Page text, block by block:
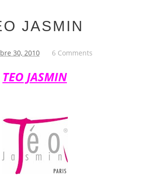
JASMIN
30, 2010 6 Comments
TEO JASMIN